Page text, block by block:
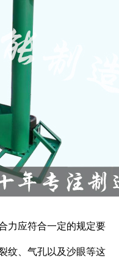
力应符合一定的规定要
纹、气孔以及沙眼等这